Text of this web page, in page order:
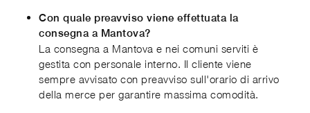
Con quale preavviso viene effettuata la
consegna a Mantova?
La consegna a Mantova e nei comuni serviti è
gestita con personale interno. Il cliente viene
sempre avvisato con preavviso sull'orario di arrivo
della merce per garantire massima comodità.